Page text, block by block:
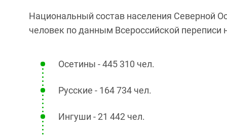
Национальный состав населения Северной
человек по данным Всероссийской переписи
Осетины - 445 310 чел.
Русские - 164 734 чел.
Ингуши - 21 442 чел.